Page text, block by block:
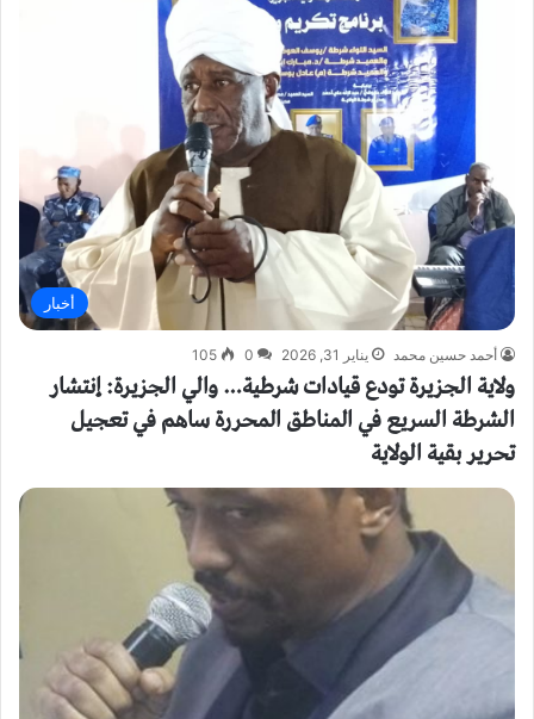
أخبار
أحمد حسين محمد يناير 31, 2026 0
105
ولاية الجزيرة تودع قيادات شرطية… والي الجزيرة: إنتشار
الشرطة السريع في المناطق المحررة ساهم في تعجيل
تحرير بقية الولاية